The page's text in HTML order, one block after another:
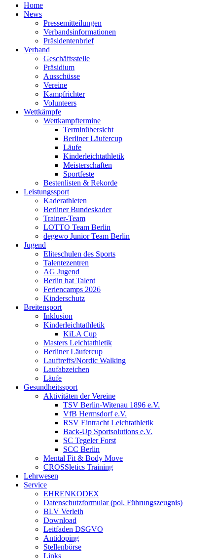
Home
News
Pressemitteilungen
Verbandsinformationen
Präsidentenbrief
Verband
Geschäftsstelle
Präsidium
Ausschüsse
Vereine
Kampfrichter
Volunteers
Wettkämpfe
Wettkampftermine
Terminübersicht
Berliner Läufercup
Läufe
Kinderleichtathletik
Meisterschaften
Sportfeste
Bestenlisten & Rekorde
Leistungssport
Kaderathleten
Berliner Bundeskader
Trainer-Team
LOTTO Team Berlin
degewo Junior Team Berlin
Jugend
Eliteschulen des Sports
Talentezentren
AG Jugend
Berlin hat Talent
Feriencamps 2026
Kinderschutz
Breitensport
Inklusion
Kinderleichtathletik
KiLA Cup
Masters Leichtathletik
Berliner Läufercup
Lauftreffs/Nordic Walking
Laufabzeichen
Läufe
Gesundheitssport
Aktivitäten der Vereine
TSV Berlin-Witenau 1896 e.V.
VfB Hermsdorf e.V.
RSV Eintracht Leichtathletik
Back-Up Sportsolutions e.V.
SC Tegeler Forst
SCC Berlin
Mental Fit & Body Move
CROSSletics Training
Lehrwesen
Service
EHRENKODEX
Datenschutzformular (pol. Führungszeugnis)
BLV Verleih
Download
Leitfaden DSGVO
Antidoping
Stellenbörse
Links